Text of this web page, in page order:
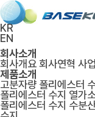
KR
EN
회사소개
회사개요회사연혁 사
제품소개
고분자량 폴리에스터
폴리에스터 수지 열가
폴리에스터 수지 수분